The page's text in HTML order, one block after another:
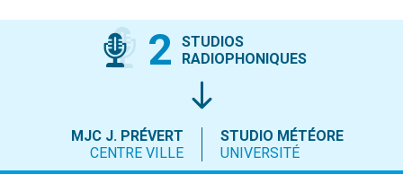
2
STUDIOS
RADIOPHONIQUES
MJC J. PRÉVERT
CENTRE VILLE
STUDIO MÉTÉORE
UNIVERSITÉ